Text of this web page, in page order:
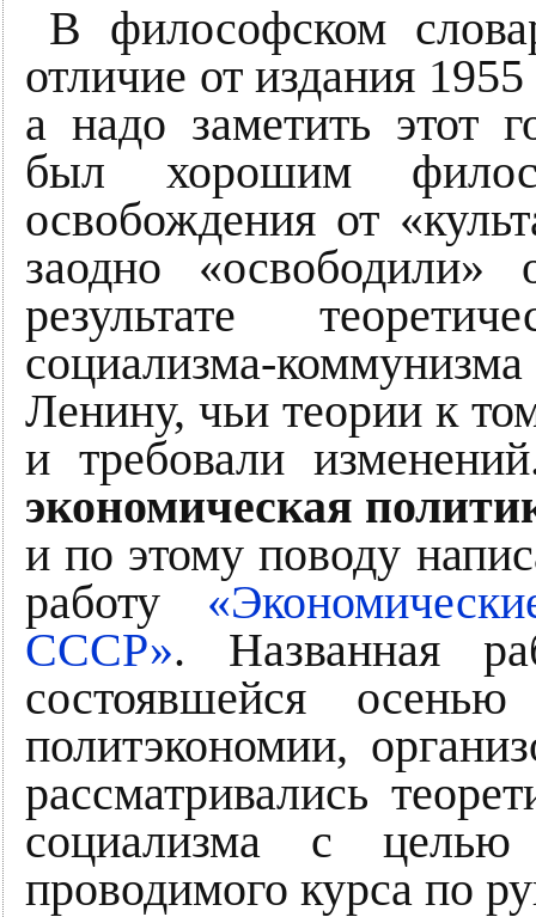
В философском
отличие от издания
а надо заметить этот
был хорошим
освобождения от
заодно «освободили»
результате
социализма-
Ленину, чьи теории к
и требовали
экономическая
и по этому поводу
работу
СССР». Названная
состоявшейся
политэкономии,
рассматривались
социализма с целью
проводимого курса по